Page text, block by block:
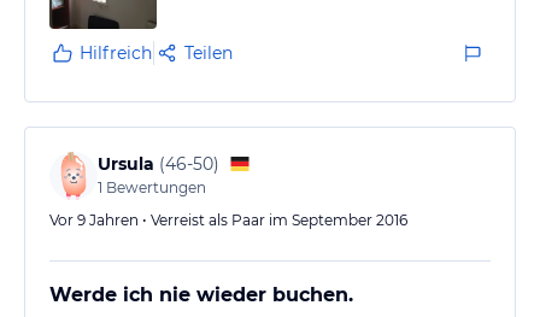
Hilfreich Teilen
Ursula (46-50)
1 Bewertungen
Vor 9 Jahren • Verreist als Paar im September 2016
Werde ich nie wieder buchen.